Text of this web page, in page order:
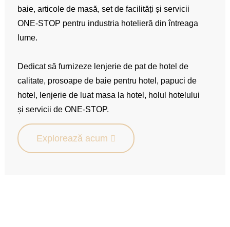
baie, articole de masă, set de facilități și servicii
ONE-STOP pentru industria hotelieră din întreaga
lume.
Dedicat să furnizeze lenjerie de pat de hotel de
calitate, prosoape de baie pentru hotel, papuci de
hotel, lenjerie de luat masa la hotel, holul hotelului
și servicii de ONE-STOP.
Explorează acum